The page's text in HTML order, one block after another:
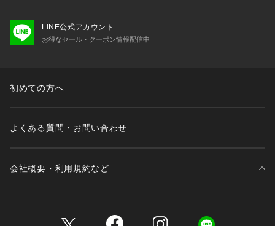
LINE公式アカウント
お得なセール・クーポン情報配信中
初めての方へ
よくある質問・お問い合わせ
会社概要・利用規約など